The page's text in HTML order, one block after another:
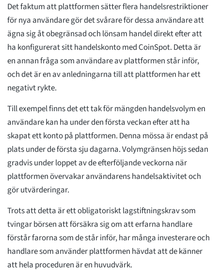
Det faktum att plattformen sätter flera handelsrestriktioner
för nya användare gör det svårare för dessa användare att
ägna sig åt obegränsad och lönsam handel direkt efter att
ha konfigurerat sitt handelskonto med CoinSpot. Detta är
en annan fråga som användare av plattformen står inför,
och det är en av anledningarna till att plattformen har ett
negativt rykte.
Till exempel finns det ett tak för mängden handelsvolym en
användare kan ha under den första veckan efter att ha
skapat ett konto på plattformen. Denna mössa är endast på
plats under de första sju dagarna. Volymgränsen höjs sedan
gradvis under loppet av de efterföljande veckorna när
plattformen övervakar användarens handelsaktivitet och
gör utvärderingar.
Trots att detta är ett obligatoriskt lagstiftningskrav som
tvingar börsen att försäkra sig om att erfarna handlare
förstår farorna som de står inför, har många investerare och
handlare som använder plattformen hävdat att de känner
att hela proceduren är en huvudvärk.